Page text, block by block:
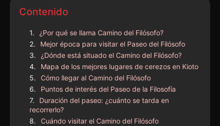
Contenido
¿Por qué se llama Camino del Filósofo?
Mejor época para visitar el Paseo del Filósofo
¿Dónde está situado el Camino del Filósofo?
Mapa de los mejores lugares de cerezos en Kioto
Cómo llegar al Camino del Filósofo
Puntos de interés del Paseo de la Filosofía
Duración del paseo: ¿cuánto se tarda en
recorrerlo?
Cuándo visitar el Camino del Filósofo